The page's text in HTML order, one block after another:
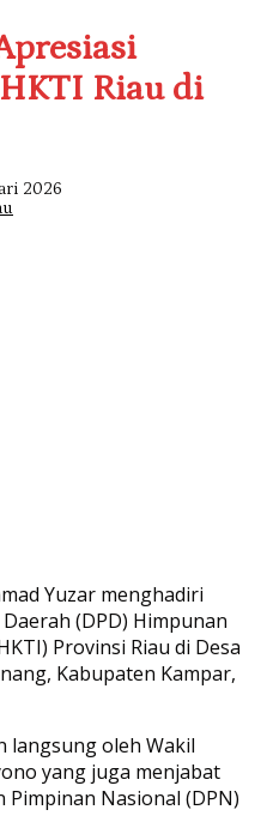
Riau di
2026
Yuzar menghadiri
(DPD) Himpunan
Provinsi Riau di Desa
Kabupaten Kampar,
langsung oleh Wakil
yang juga menjabat
Pimpinan Nasional (DPN)